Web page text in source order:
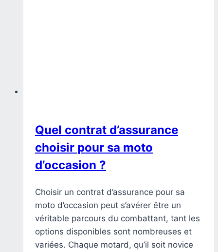
Quel contrat d’assurance
choisir pour sa moto
d’occasion ?
Choisir un contrat d’assurance pour sa
moto d’occasion peut s’avérer être un
véritable parcours du combattant, tant les
options disponibles sont nombreuses et
variées. Chaque motard, qu’il soit novice